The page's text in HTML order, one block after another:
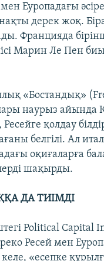
Еуропадағы
дерек жоқ.
Францияда
Марин Ле Пен
«Бостандық»
наурыз айында
Ресейге қолдау
белгілі. Ал
оқиғаларға
шақырды.
ДА ТИІМДІ
Political
Ресей мен
келе, «есепке